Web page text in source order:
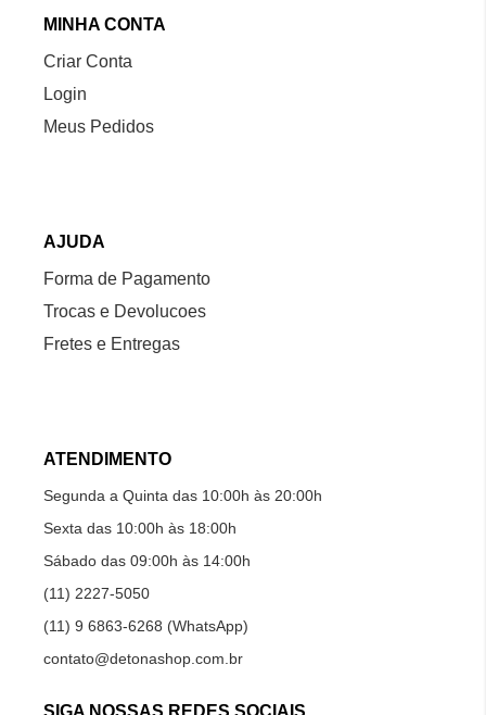
MINHA CONTA
Criar Conta
Login
Meus Pedidos
AJUDA
Forma de Pagamento
Trocas e Devolucoes
Fretes e Entregas
ATENDIMENTO
Segunda a Quinta das 10:00h às 20:00h
Sexta das 10:00h às 18:00h
Sábado das 09:00h às 14:00h
(11) 2227-5050
(11) 9 6863-6268 (WhatsApp)
contato@detonashop.com.br
SIGA NOSSAS REDES SOCIAIS